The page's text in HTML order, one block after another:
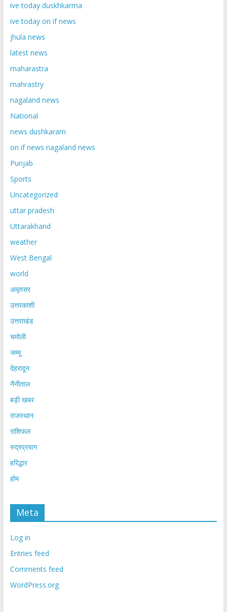
ive today duskhkarma
ive today on if news
jhula news
latest news
maharastra
mahrastry
nagaland news
National
news dushkaram
on if news nagaland news
Punjab
Sports
Uncategorized
uttar pradesh
Uttarakhand
weather
West Bengal
world
अमृतसर
उत्तरकाशी
उत्तराखंड
चमोली
जम्मू
देहरादून
नैनीताल
बड़ी खबर
राजस्थान
राशिफल
रुद्रप्रयाग
हरिद्धार
होम
Meta
Log in
Entries feed
Comments feed
WordPress.org